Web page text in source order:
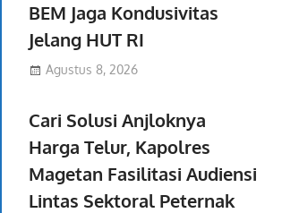
BEM Jaga Kondusivitas
Jelang HUT RI
Agustus 8, 2026
Cari Solusi Anjloknya
Harga Telur, Kapolres
Magetan Fasilitasi Audiensi
Lintas Sektoral Peternak